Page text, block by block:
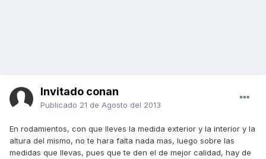
Invitado conan
Publicado 21 de Agosto del 2013
En rodamientos, con que lleves la medida exterior y la interior y la
altura del mismo, no te hara falta nada mas, luego sobre las
medidas que llevas, pues que te den el de mejor calidad, hay de